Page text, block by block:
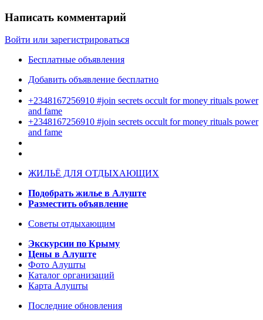
Написать комментарий
Войти или зарегистрироваться
Бесплатные объявления
Добавить объявление бесплатно
+2348167256910 #join secrets occult for money rituals power
and fame
+2348167256910 #join secrets occult for money rituals power
and fame
ЖИЛЬЁ ДЛЯ ОТДЫХАЮЩИХ
Подобрать жилье в Алуште
Разместить объявление
Советы отдыхающим
Экскурсии по Крыму
Цены в Алуште
Фото Алушты
Каталог организаций
Карта Алушты
Последние обновления